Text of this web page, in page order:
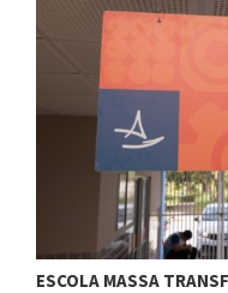
ESCOLA MASSA